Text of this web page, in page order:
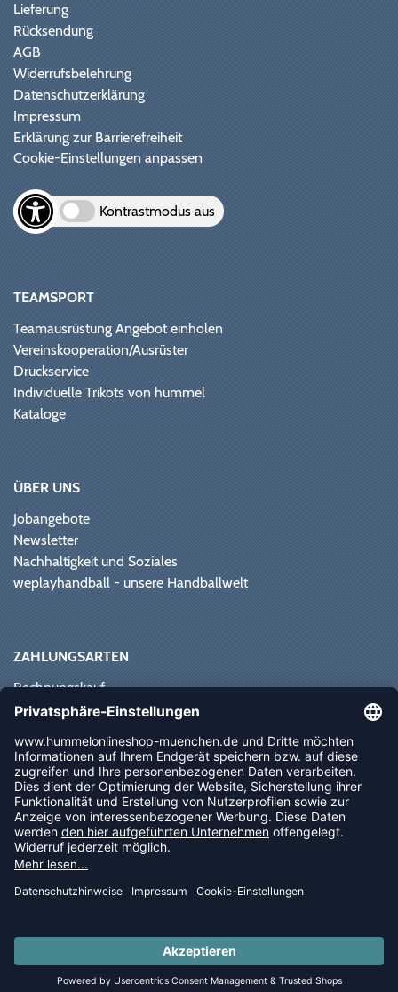
LAST PIECES: Bekleidung - Spare bis zu 65%
Lieferung
Rücksendung
AGB
Widerrufsbelehrung
Datenschutzerklärung
Impressum
Erklärung zur Barrierefreiheit
Cookie-Einstellungen anpassen
Kontrastmodus aus
TEAMSPORT
Teamausrüstung Angebot einholen
Vereinskooperation/Ausrüster
Druckservice
Individuelle Trikots von hummel
Kataloge
ÜBER UNS
Jobangebote
Newsletter
Nachhaltigkeit und Soziales
weplayhandball - unsere Handballwelt
ZAHLUNGSARTEN
Rechnungskauf
Paypal
Vorkasse
Sofortüberweisung
NEWSLETTER